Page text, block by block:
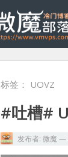
标签： UOVZ
#吐槽#
发布者: 微魔 —